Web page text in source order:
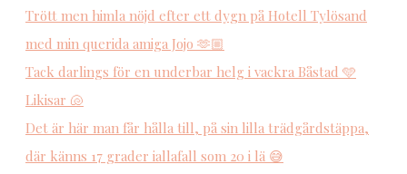
Trött men himla nöjd efter ett dygn på Hotell Tylösand
med min querida amiga Jojo 🫶🏼
Tack darlings för en underbar helg i vackra Båstad 🩵
Likisar 🐚
Det är här man får hålla till, på sin lilla trädgårdstäppa,
där känns 17 grader iallafall som 20 i lä 😅